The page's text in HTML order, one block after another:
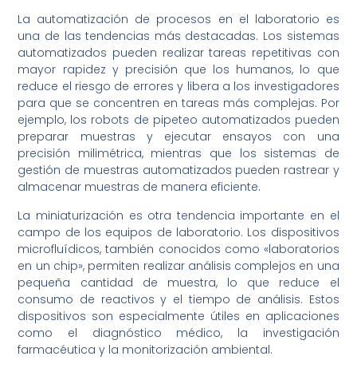
La automatización de procesos en el laboratorio es
una de las tendencias más destacadas. Los sistemas
automatizados pueden realizar tareas repetitivas con
mayor rapidez y precisión que los humanos, lo que
reduce el riesgo de errores y libera a los investigadores
para que se concentren en tareas más complejas. Por
ejemplo, los robots de pipeteo automatizados pueden
preparar muestras y ejecutar ensayos con una
precisión milimétrica, mientras que los sistemas de
gestión de muestras automatizados pueden rastrear y
almacenar muestras de manera eficiente.
La miniaturización es otra tendencia importante en el
campo de los equipos de laboratorio. Los dispositivos
microfluídicos, también conocidos como «laboratorios
en un chip», permiten realizar análisis complejos en una
pequeña cantidad de muestra, lo que reduce el
consumo de reactivos y el tiempo de análisis. Estos
dispositivos son especialmente útiles en aplicaciones
como el diagnóstico médico, la investigación
farmacéutica y la monitorización ambiental.